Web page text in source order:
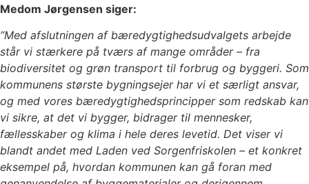
Medom Jørgensen siger:
“Med afslutningen af bæredygtighedsudvalgets arbejde
står vi stærkere på tværs af mange områder – fra
biodiversitet og grøn transport til forbrug og byggeri. Som
kommunens største bygningsejer har vi et særligt ansvar,
og med vores bæredygtighedsprincipper som redskab kan
vi sikre, at det vi bygger, bidrager til mennesker,
fællesskaber og klima i hele deres levetid. Det viser vi
blandt andet med Laden ved Sorgenfriskolen – et konkret
eksempel på, hvordan kommunen kan gå foran med